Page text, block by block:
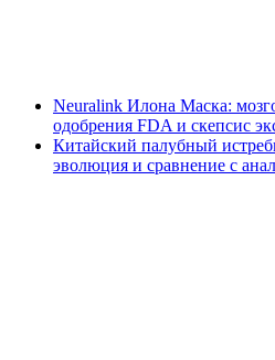
Neuralink Илона Маска:
одобрения FDA и скепсис
Китайский палубный
эволюция и сравнение с